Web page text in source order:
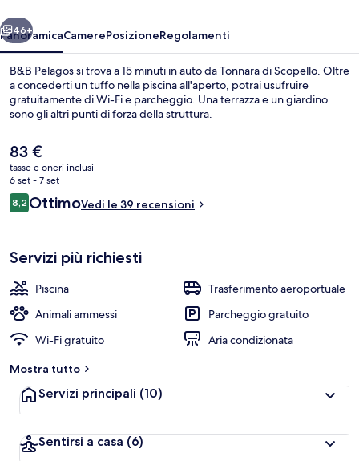
Piscina all'aperto
Avanti
46+
PanoramicaCamerePosizioneRegolamenti
B&B Pelagos si trova a 15 minuti in auto da Tonnara di Scopello. Oltre
a concederti un tuffo nella piscina all'aperto, potrai usufruire
gratuitamente di Wi-Fi e parcheggio. Una terrazza e un giardino
sono gli altri punti di forza della struttura.
Il
prezzo
attuale
è
83 €
83 €
tasse e oneri inclusi
6 set - 7 set
Recensioni
8,28,2 su 10
OttimoVedi le 39 recensioni
Servizi più richiesti
Piscina
Trasferimento aeroportuale
Animali ammessi
Parcheggio gratuito
Wi-Fi gratuito
Aria condizionata
Mostra tutto
Servizi principali (10)
Sentirsi a casa (6)